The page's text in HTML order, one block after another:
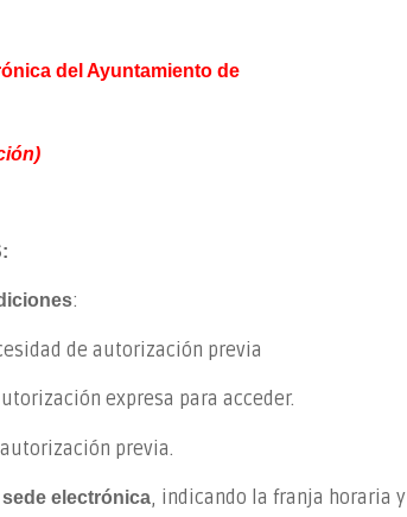
del Ayuntamiento de
:
de autorización previa
expresa para acceder.
previa.
sede electrónica, indicando la franja horaria y